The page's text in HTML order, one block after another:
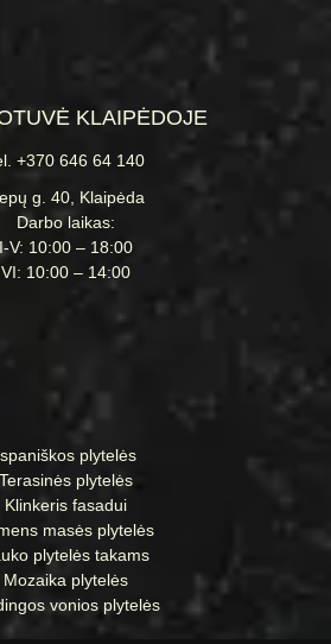
KLAIPĖDOJE
+370 646 64 140
g. 40, Klaipėda
Darbo laikas:
V: 10:00 – 18:00
VI: 10:00 – 14:00
plytelės
Terasinės plytelės
Klinkeris fasadui
masės plytelės
plytelės takams
Mozaika plytelės
vonios plytelės